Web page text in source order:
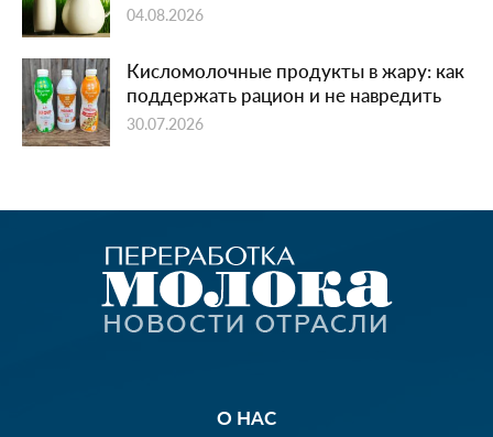
04.08.2026
Кисломолочные продукты в жару: как
поддержать рацион и не навредить
30.07.2026
О НАС